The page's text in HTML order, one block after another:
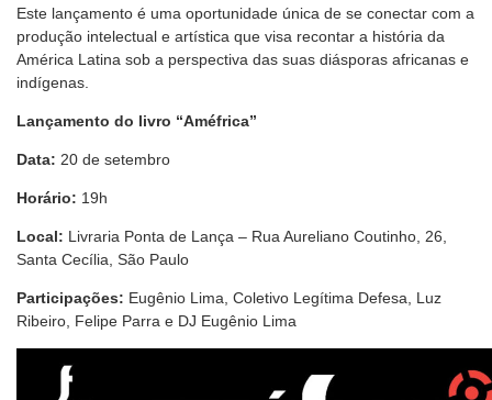
Este lançamento é uma oportunidade única de se conectar com a
produção intelectual e artística que visa recontar a história da
América Latina sob a perspectiva das suas diásporas africanas e
indígenas.
Lançamento do livro “Améfrica”
Data: 20 de setembro
Horário: 19h
Local: Livraria Ponta de Lança – Rua Aureliano Coutinho, 26,
Santa Cecília, São Paulo
Participações: Eugênio Lima, Coletivo Legítima Defesa, Luz
Ribeiro, Felipe Parra e DJ Eugênio Lima